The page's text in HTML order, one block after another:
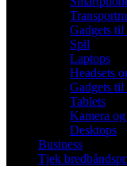
Gadgets til
Spil
Laptops
Headsets
Gadgets
Tablets
Kamera
Desktops
Business
Tjek